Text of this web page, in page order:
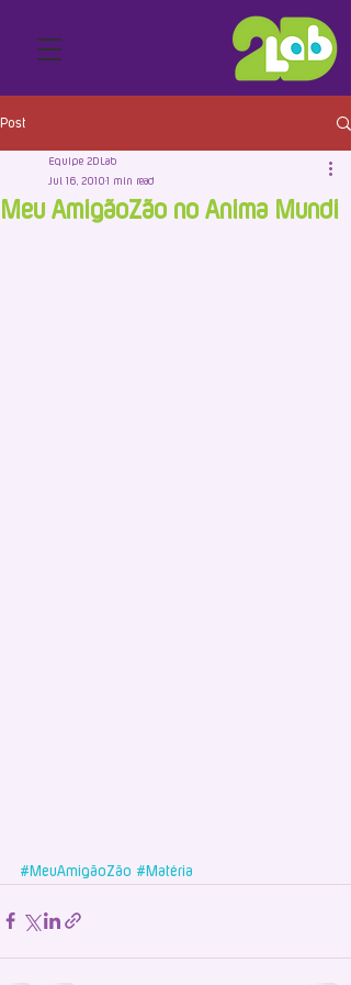
Post
Meu AmigãoZão no Anima Mundi
Equipe 2DLab
Jul 16, 20101 min read
#MeuAmigãoZão #Matéria